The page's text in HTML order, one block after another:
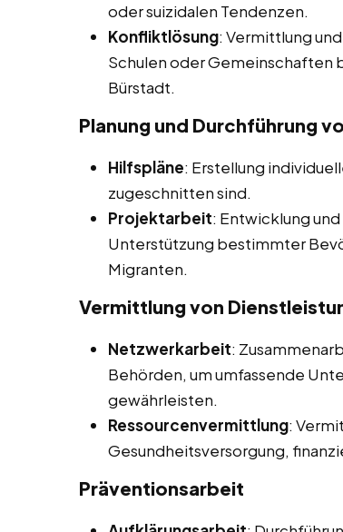
oder suizidalen Tendenzen.
Konfliktlösung: Vermittlung
Schulen oder Gemeinschaften
Bürstadt.
Planung und Durchführung
Hilfspläne: Erstellung
zugeschnitten sind.
Projektarbeit: Entwicklung
Unterstützung bestimmter
Migranten.
Vermittlung von
Netzwerkarbeit:
Behörden, um umfassende
gewährleisten.
Ressourcenvermittlung:
Gesundheitsversorgung,
Präventionsarbeit